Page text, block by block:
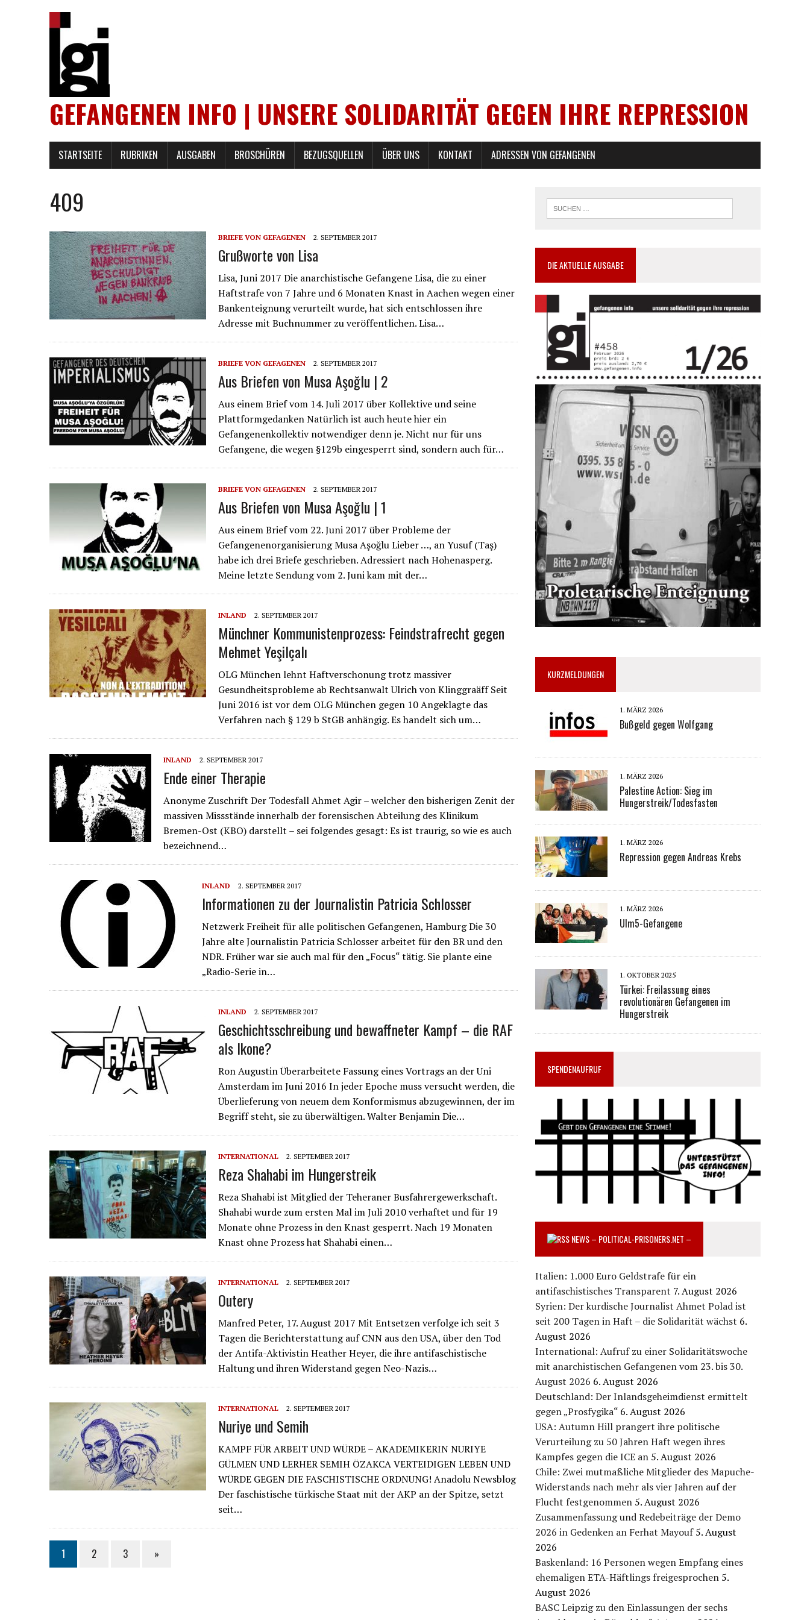
GEFANGENEN INFO | UNSERE SOLIDARITÄT GEGEN IHRE REPRESSION
STARTSEITE RUBRIKEN AUSGABEN BROSCHÜREN BEZUGSQUELLEN ÜBER UNS KONTAKT ADRESSEN VON GEFANGENEN
409
BRIEFE VON GEFAGENEN 2. SEPTEMBER 2017
Grußworte von Lisa
Lisa, Juni 2017 Die anarchistische Gefangene Lisa, die zu einer
Haftstrafe von 7 Jahre und 6 Monaten Knast in Aachen wegen einer
Bankenteignung verurteilt wurde, hat sich entschlossen ihre
Adresse mit Buchnummer zu veröffentlichen. Lisa…
BRIEFE VON GEFAGENEN 2. SEPTEMBER 2017
Aus Briefen von Musa Aşoğlu | 2
Aus einem Brief vom 14. Juli 2017 über Kollektive und seine
Plattformgedanken Natürlich ist auch heute hier ein
Gefangenenkollektiv notwendiger denn je. Nicht nur für uns
Gefangene, die wegen §129b eingesperrt sind, sondern auch für…
BRIEFE VON GEFAGENEN 2. SEPTEMBER 2017
Aus Briefen von Musa Aşoğlu | 1
Aus einem Brief vom 22. Juni 2017 über Probleme der
Gefangenenorganisierung Musa Aşoğlu Lieber …, an Yusuf (Taş)
habe ich drei Briefe geschrieben. Adressiert nach Hohenasperg.
Meine letzte Sendung vom 2. Juni kam mit der…
INLAND 2. SEPTEMBER 2017
Münchner Kommunistenprozess: Feindstrafrecht gegen
Mehmet Yeşilçalı
OLG München lehnt Haftverschonung trotz massiver
Gesundheitsprobleme ab Rechtsanwalt Ulrich von Klinggraäff Seit
Juni 2016 ist vor dem OLG München gegen 10 Angeklagte das
Verfahren nach § 129 b StGB anhängig. Es handelt sich um…
INLAND 2. SEPTEMBER 2017
Ende einer Therapie
Anonyme Zuschrift Der Todesfall Ahmet Agir – welcher den bisherigen Zenit der
massiven Missstände innerhalb der forensischen Abteilung des Klinikum
Bremen-Ost (KBO) darstellt – sei folgendes gesagt: Es ist traurig, so wie es auch
bezeichnend…
INLAND 2. SEPTEMBER 2017
Informationen zu der Journalistin Patricia Schlosser
Netzwerk Freiheit für alle politischen Gefangenen, Hamburg Die 30
Jahre alte Journalistin Patricia Schlosser arbeitet für den BR und den
NDR. Früher war sie auch mal für den „Focus“ tätig. Sie plante eine
„Radio-Serie in…
INLAND 2. SEPTEMBER 2017
Geschichtsschreibung und bewaffneter Kampf – die RAF
als Ikone?
Ron Augustin Überarbeitete Fassung eines Vortrags an der Uni
Amsterdam im Juni 2016 In jeder Epoche muss versucht werden, die
Überlieferung von neuem dem Konformismus abzugewinnen, der im
Begriff steht, sie zu überwältigen. Walter Benjamin Die…
INTERNATIONAL 2. SEPTEMBER 2017
Reza Shahabi im Hungerstreik
Reza Shahabi ist Mitglied der Teheraner Busfahrergewerkschaft.
Shahabi wurde zum ersten Mal im Juli 2010 verhaftet und für 19
Monate ohne Prozess in den Knast gesperrt. Nach 19 Monaten
Knast ohne Prozess hat Shahabi einen…
INTERNATIONAL 2. SEPTEMBER 2017
Outery
Manfred Peter, 17. August 2017 Mit Entsetzen verfolge ich seit 3
Tagen die Berichterstattung auf CNN aus den USA, über den Tod
der Antifa-Aktivistin Heather Heyer, die ihre antifaschistische
Haltung und ihren Widerstand gegen Neo-Nazis…
INTERNATIONAL 2. SEPTEMBER 2017
Nuriye und Semih
KAMPF FÜR ARBEIT UND WÜRDE – AKADEMIKERIN NURIYE
GÜLMEN UND LERHER SEMIH ÖZAKCA VERTEIDIGEN LEBEN UND
WÜRDE GEGEN DIE FASCHISTISCHE ORDNUNG! Anadolu Newsblog
Der faschistische türkische Staat mit der AKP an der Spitze, setzt
seit…
1 2 3 »
DIE AKTUELLE AUSGABE
KURZMELDUNGEN
1. MÄRZ 2026
Bußgeld gegen Wolfgang
1. MÄRZ 2026
Palestine Action: Sieg im
Hungerstreik/Todesfasten
1. MÄRZ 2026
Repression gegen Andreas Krebs
1. MÄRZ 2026
Ulm5-Gefangene
1. OKTOBER 2025
Türkei: Freilassung eines
revolutionären Gefangenen im
Hungerstreik
SPENDENAUFRUF
NEWS – POLITICAL-PRISONERS.NET –
Italien: 1.000 Euro Geldstrafe für ein
antifaschistisches Transparent 7. August 2026
Syrien: Der kurdische Journalist Ahmet Polad ist
seit 200 Tagen in Haft – die Solidarität wächst 6.
August 2026
International: Aufruf zu einer Solidaritätswoche
mit anarchistischen Gefangenen vom 23. bis 30.
August 2026 6. August 2026
Deutschland: Der Inlandsgeheimdienst ermittelt
gegen „Prosfygika“ 6. August 2026
USA: Autumn Hill prangert ihre politische
Verurteilung zu 50 Jahren Haft wegen ihres
Kampfes gegen die ICE an 5. August 2026
Chile: Zwei mutmaßliche Mitglieder des Mapuche-
Widerstands nach mehr als vier Jahren auf der
Flucht festgenommen 5. August 2026
Zusammenfassung und Redebeiträge der Demo
2026 in Gedenken an Ferhat Mayouf 5. August
2026
Baskenland: 16 Personen wegen Empfang eines
ehemaligen ETA-Häftlings freigesprochen 5.
August 2026
BASC Leipzig zu den Einlassungen der sechs